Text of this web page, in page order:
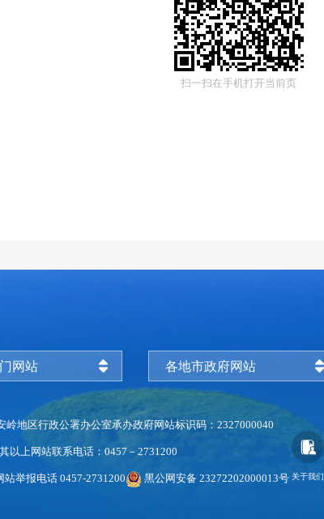
扫一扫在手机打开当前页
网站 各地市政府网站
岭地区行政公署办公室承办政府网站标识码：2327000040
以上网站联系电话：0457－2731200
站举报电话 0457-2731200 黑公网安备 23272202000013号 关于我们